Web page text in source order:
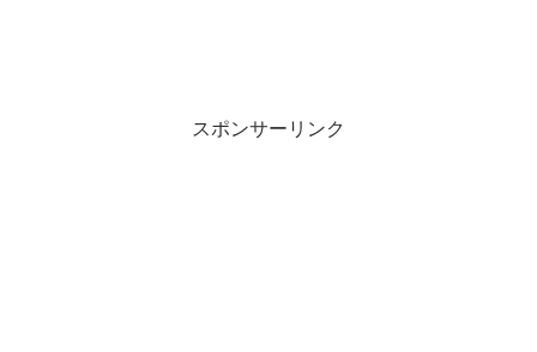
スポンサーリンク